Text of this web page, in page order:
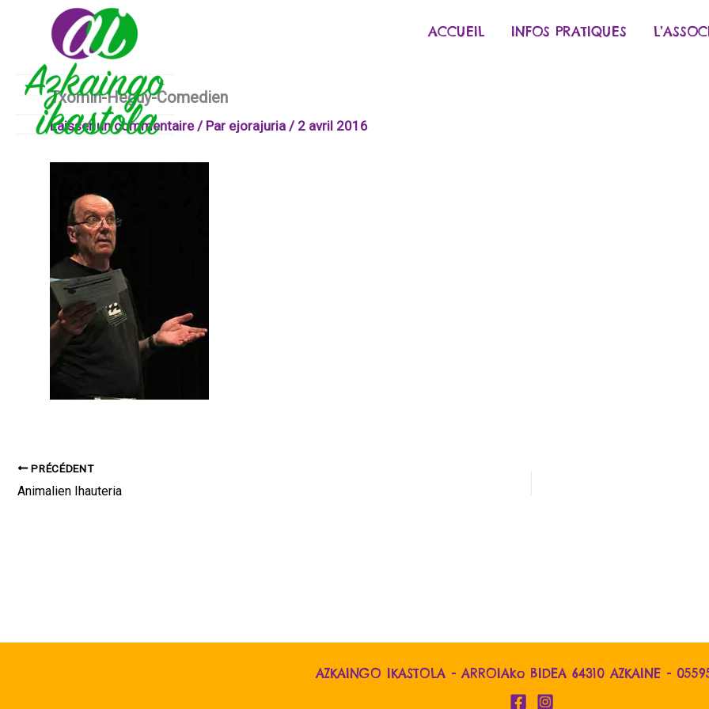
ACCUEIL INFOS PRATIQUES
Txomin-Heguy-Comedien
Laisser un commentaire / Par ejorajuria / 2 avril 2016
PRÉCÉDENT
Animalien Ihauteria
AZKAINGO IKASTOLA - ARROIAko BIDEA 64310 AZKAINE -